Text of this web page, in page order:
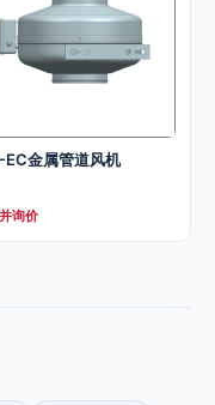
EC金属管道风机
询价